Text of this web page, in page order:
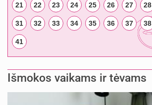
21 22 23 24 25 26 27 28
31 32 33 34 35 36 37 38
41
Išmokos vaikams ir tėvams